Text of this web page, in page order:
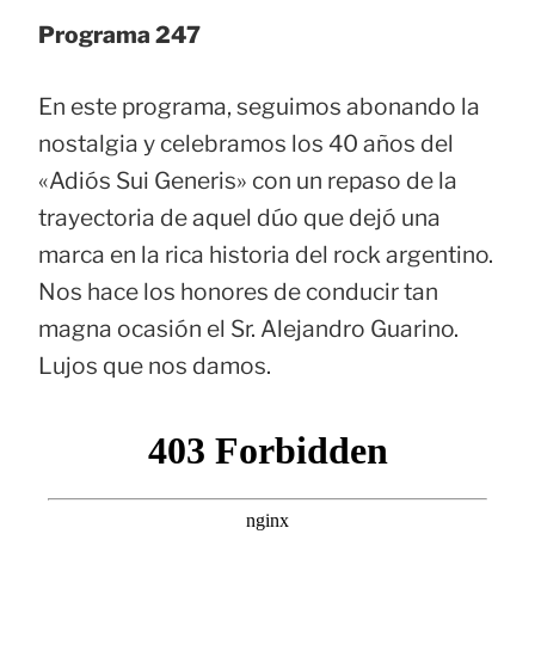
Programa 247
En este programa, seguimos abonando la
nostalgia y celebramos los 40 años del
«Adiós Sui Generis» con un repaso de la
trayectoria de aquel dúo que dejó una
marca en la rica historia del rock argentino.
Nos hace los honores de conducir tan
magna ocasión el Sr. Alejandro Guarino.
Lujos que nos damos.